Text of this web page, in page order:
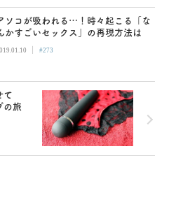
ソコが吸われる…！時々起こる「な
かすごいセックス」の再現方法は
| #273
て
の旅